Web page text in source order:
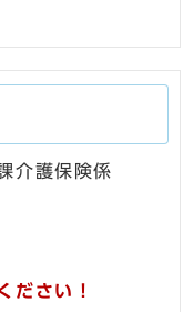
介護保険係
ださい！